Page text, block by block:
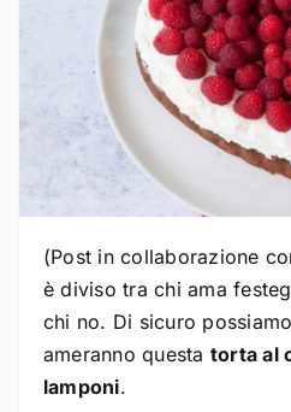
(Post in collaborazione
è diviso tra chi ama
chi no. Di sicuro
ameranno questa torta al
lamponi.